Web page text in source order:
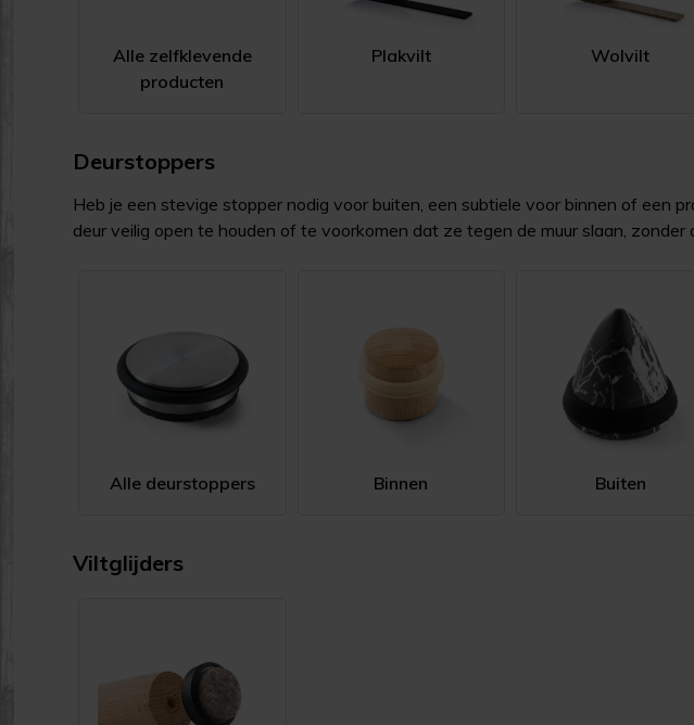
Alle zelfklevende
producten
Plakvilt Wolvilt
Deurstoppers
Heb je een stevige stopper nodig voor buiten, een subtiele voor binnen of een
deur veilig open te houden of te voorkomen dat ze tegen de muur slaan,
Alle deurstoppers Binnen Buiten
Viltglijders